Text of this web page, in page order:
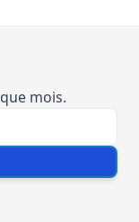
mois.